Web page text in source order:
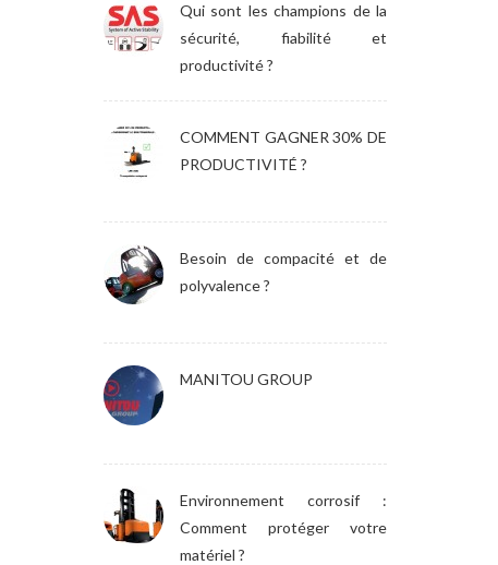
Qui sont les champions de la
sécurité, fiabilité et
productivité ?
COMMENT GAGNER 30% DE
PRODUCTIVITÉ ?
Besoin de compacité et de
polyvalence ?
MANITOU GROUP
Environnement corrosif :
Comment protéger votre
matériel ?